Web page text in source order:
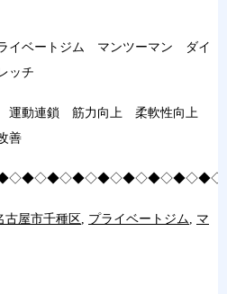
イベートジム マンツーマン ダイ
ッチ
動連鎖 筋力向上 柔軟性向上
善
古屋市千種区, プライベートジム, マ